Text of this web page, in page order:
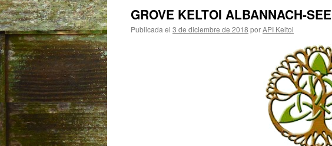
GROVE KELTOI ALBANNACH-
Publicada el 3 de diciembre de 2018 porAPI Keltoi